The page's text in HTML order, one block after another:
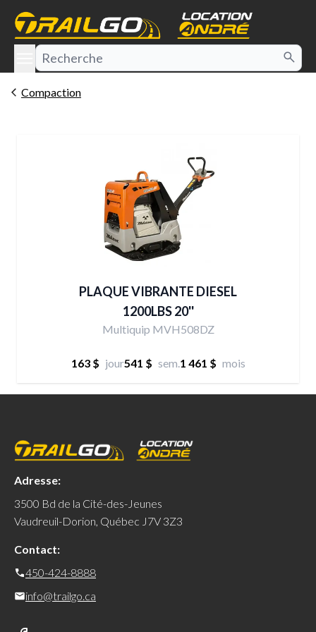
menu
Compaction
PLAQUE VIBRANTE DIESEL
1200LBS 20''
Multiquip MVH508DZ
163 $ jour541 $ sem.1 461 $ mois
Adresse:
3500 Bd de la Cité-des-Jeunes
Vaudreuil-Dorion, Québec J7V 3Z3
Contact:
450-424-8888
info@trailgo.ca